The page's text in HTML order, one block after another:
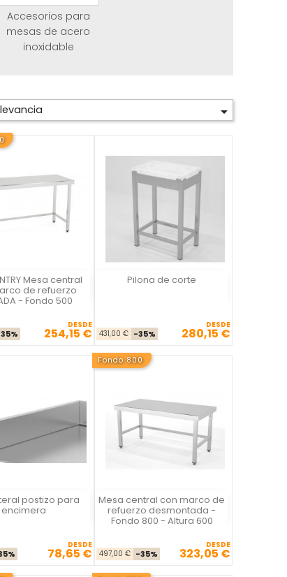
Accesorios para
mesas de acero
inoxidable

Mesa central
de refuerzo
- Fondo 500
Precio base
Precio
DESDE
254,15 €
del Chef Pilona de corte
Precio base
431,00 € -35% Precio
DESDE
280,15 €
La Casa del Chef
postizo para
encimera
Precio base
Precio
DESDE
78,65 €
del Chef
Fondo 800
Mesa central con marco de
refuerzo desmontada -
Fondo 800 - Altura 600
Precio base
497,00 € -35% Precio
DESDE
323,05 €
La Casa del Chef